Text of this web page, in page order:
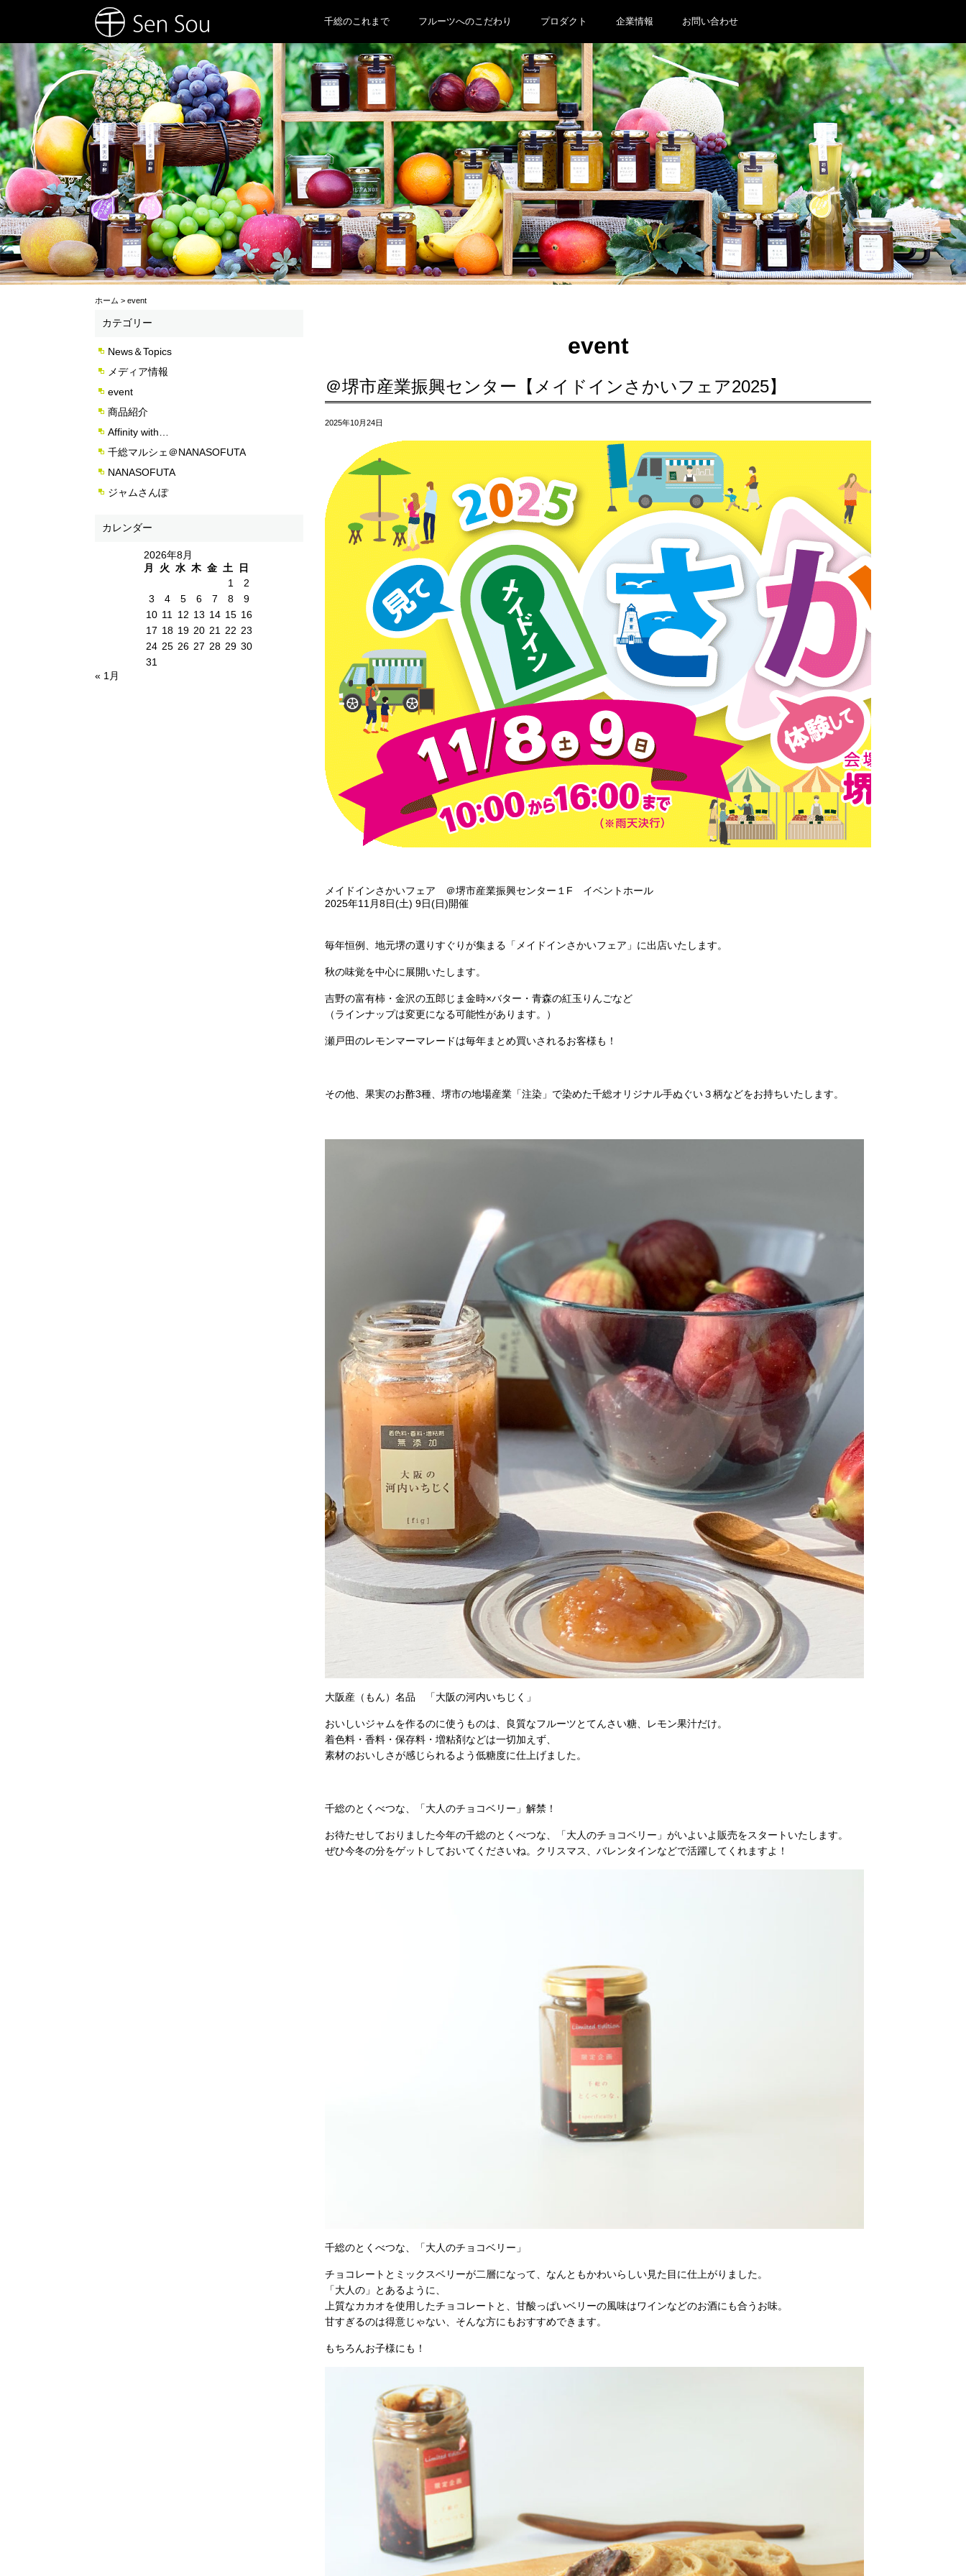
千総のこれまで フルーツへのこだわり プロダクト 企業情報 お問い合わせ
ホーム > event
event
＠堺市産業振興センター【メイドインさかいフェア2025】
2025年10月24日
メイドインさかいフェア ＠堺市産業振興センター１F イベントホール
2025年11月8日(土) 9日(日)開催
毎年恒例、地元堺の選りすぐりが集まる「メイドインさかいフェア」に出店いたします。
秋の味覚を中心に展開いたします。
吉野の富有柿・金沢の五郎じま金時×バター・青森の紅玉りんごなど
（ラインナップは変更になる可能性があります。）
瀬戸田のレモンマーマレードは毎年まとめ買いされるお客様も！
その他、果実のお酢3種、堺市の地場産業「注染」で染めた千総オリジナル手ぬぐい３柄などをお持ちいたします。
大阪産（もん）名品 「大阪の河内いちじく」
おいしいジャムを作るのに使うものは、良質なフルーツとてんさい糖、レモン果汁だけ。
着色料・香料・保存料・増粘剤などは一切加えず、
素材のおいしさが感じられるよう低糖度に仕上げました。
千総のとくべつな、「大人のチョコベリー」解禁！
お待たせしておりました今年の千総のとくべつな、「大人のチョコベリー」がいよいよ販売をスタートいたします。
ぜひ今冬の分をゲットしておいてくださいね。クリスマス、バレンタインなどで活躍してくれますよ！
千総のとくべつな、「大人のチョコベリー」
チョコレートとミックスベリーが二層になって、なんともかわいらしい見た目に仕上がりました。
「大人の」とあるように、
上質なカカオを使用したチョコレートと、甘酸っぱいベリーの風味はワインなどのお酒にも合うお味。
甘すぎるのは得意じゃない、そんな方にもおすすめできます。
もちろんお子様にも！
カテゴリー
News＆Topics
メディア情報
event
商品紹介
Affinity with…
千総マルシェ＠NANASOFUTA
NANASOFUTA
ジャムさんぽ
カレンダー
2026年8月
月
火 水 木 金 土
日
1
2
3
4 5 6 7 8
9
10 11 12 13 14 15 16
17 18 19 20 21 22 23
24 25 26 27 28 29 30
31
« 1月